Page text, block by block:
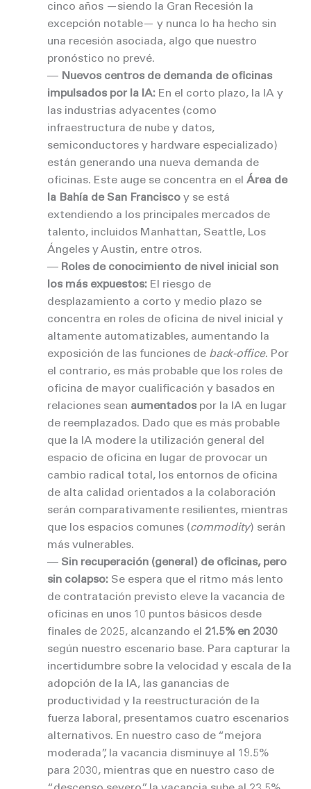
cinco años —siendo la Gran Recesión la
excepción notable— y nunca lo ha hecho sin
una recesión asociada, algo que nuestro
pronóstico no prevé.
–– Nuevos centros de demanda de oficinas
impulsados por la IA:En el corto plazo, la IA y
las industrias adyacentes (como
infraestructura de nube y datos,
semiconductores y hardware especializado)
están generando una nueva demanda de
oficinas. Este auge se concentra en el Área de
la Bahía de San Franciscoy se está
extendiendo a los principales mercados de
talento, incluidos Manhattan, Seattle, Los
Ángeles y Austin, entre otros.
–– Roles de conocimiento de nivel inicial son
los más expuestos:El riesgo de
desplazamiento a corto y medio plazo se
concentra en roles de oficina de nivel inicial y
altamente automatizables, aumentando la
exposición de las funciones de back-office. Por
el contrario, es más probable que los roles de
oficina de mayor cualificación y basados en
relaciones sean aumentadospor la IA en lugar
de reemplazados. Dado que es más probable
que la IA modere la utilización general del
espacio de oficina en lugar de provocar un
cambio radical total, los entornos de oficina
de alta calidad orientados a la colaboración
serán comparativamente resilientes, mientras
que los espacios comunes (commodity) serán
más vulnerables.
–– Sin recuperación (general) de oficinas, pero
sin colapso:Se espera que el ritmo más lento
de contratación previsto eleve la vacancia de
oficinas en unos 10 puntos básicos desde
finales de 2025, alcanzando el 21.5% en 2030
según nuestro escenario base. Para capturar la
incertidumbre sobre la velocidad y escala de la
adopción de la IA, las ganancias de
productividad y la reestructuración de la
fuerza laboral, presentamos cuatro escenarios
alternativos. En nuestro caso de “mejora
moderada”, la vacancia disminuye al 19.5%
para 2030, mientras que en nuestro caso de